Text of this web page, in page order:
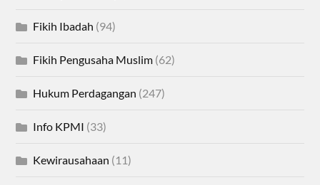
Fikih Ibadah (94)
Fikih Pengusaha Muslim (62)
Hukum Perdagangan (247)
Info KPMI (33)
Kewirausahaan (11)